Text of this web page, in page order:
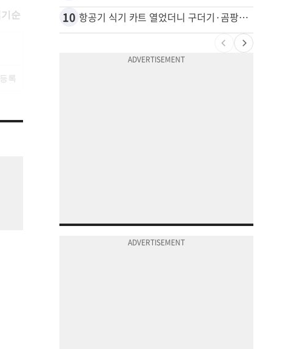
10 항공기 식기 카트 열었더니 구더기·곰팡이…LAX 기내식 업체 논란